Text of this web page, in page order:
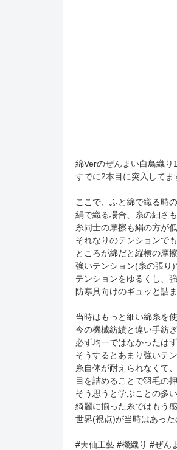
綿Verのぜんまい白鳥織り
すでに2本目に突入してま
ここで、ふと綿で織る時
絹で織る場合、糸の細さ
糸同士の摩擦も絹の方が
それなりのテンションで
ところが綿だと縦横の摩
強いテンション(糸の張り
テンションをゆるくし、
防寒具向けのギュッと詰
当時はもっと細い綿糸を
今の機械紡績と違い手紡
必ず均一ではなかったは
そうするとあまり強いテ
糸自体が耐えられなくて
目を詰めることで羽毛の
そう思うと学ぶことの多
綺麗に揃った糸ではもう
世界(視点)が当時はあっ
#天仙工藝 #機織り #ぜん